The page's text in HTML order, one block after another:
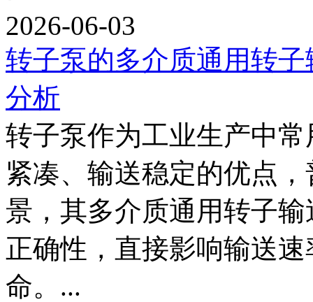
2026-06-03
转子泵的多介质通用转
分析
转子泵作为工业生产中
紧凑、输送稳定的优点
景，其多介质通用转子
正确性，直接影响输送
命。...